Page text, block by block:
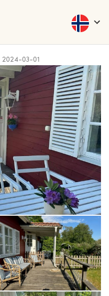
2024-03-01